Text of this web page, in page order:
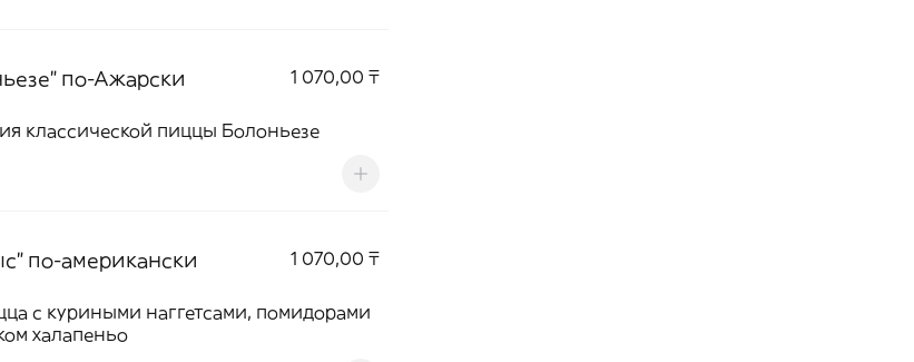
по-Ажарски
1 070,00 ₸
классической пиццы Болоньезе
по-американски
1 070,00 ₸
с куриными наггетсами, помидорами
халапеньо